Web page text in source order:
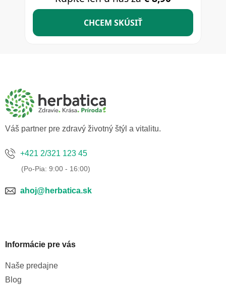
Váš partner pre zdravý životný štýl a vitalitu.
+421 2/321 123 45
ahoj@herbatica.sk
Informácie pre vás
Naše predajne
Blog